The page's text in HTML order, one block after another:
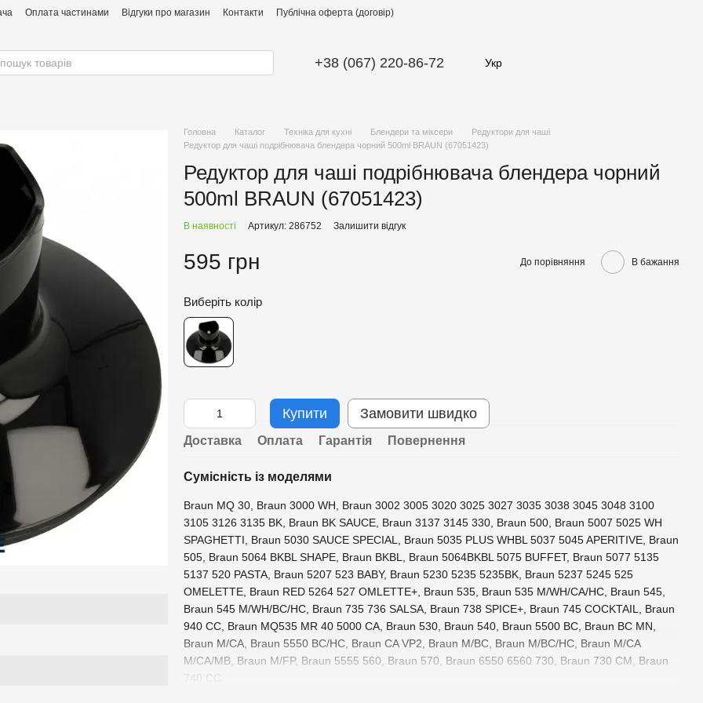
Оплата частинами Відгуки про магазин Контакти Публічна оферта (договір)
+38 (067) 220-86-72 Укр
Головна Каталог Техніка для кухні Блендери та міксери
Редуктори для чаші
Редуктор для чаші подрібнювача блендера чорний 500ml BRAUN (67051423)
Редуктор для чаші подрібнювача блендера чорний
500ml BRAUN (67051423)
В наявності Артикул: 286752 Залишити відгук
595 грн До порівняння В бажання
Виберіть колір
Купити Замовити швидко
Доставка Оплата Гарантія Повернення
Сумісність із моделями
Braun MQ 30, Braun 3000 WH, Braun 3002 3005 3020 3025 3027 3035 3038 3045 3048 3100
3105 3126 3135 BK, Braun BK SAUCE, Braun 3137 3145 330, Braun 500, Braun 5007 5025 WH
SPAGHETTI, Braun 5030 SAUCE SPECIAL, Braun 5035 PLUS WHBL 5037 5045 APERITIVE, Braun
505, Braun 5064 BKBL SHAPE, Braun BKBL, Braun 5064BKBL 5075 BUFFET, Braun 5077 5135
5137 520 PASTA, Braun 5207 523 BABY, Braun 5230 5235 5235BK, Braun 5237 5245 525
OMELETTE, Braun RED 5264 527 OMLETTE+, Braun 535, Braun 535 M/WH/CA/HC, Braun 545,
Braun 545 M/WH/BC/HC, Braun 735 736 SALSA, Braun 738 SPICE+, Braun 745 COCKTAIL, Braun
940 CC, Braun MQ535 MR 40 5000 CA, Braun 530, Braun 540, Braun 5500 BC, Braun BC MN,
Braun M/CA, Braun 5550 BC/HC, Braun CA VP2, Braun M/BC, Braun M/BC/HC, Braun M/CA
M/CA/MB, Braun M/FP, Braun 5555 560, Braun 570, Braun 6550 6560 730, Braun 730 CM, Braun
740 CC